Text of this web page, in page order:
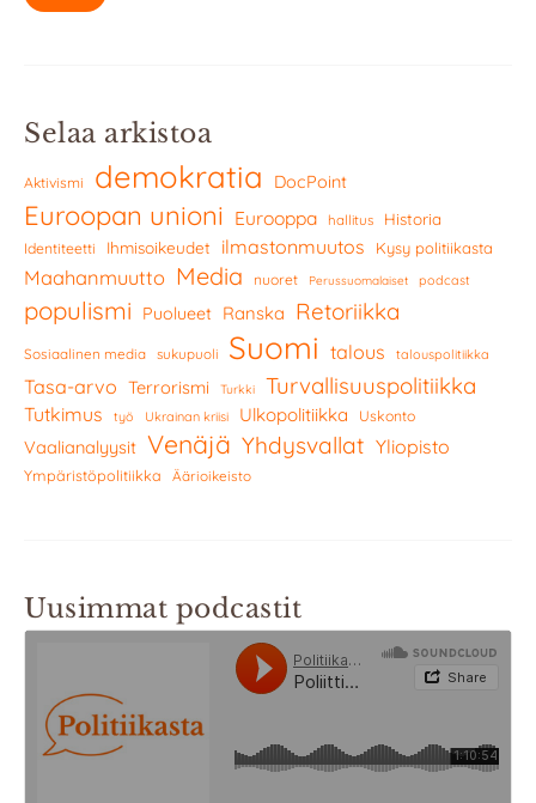
Selaa arkistoa
Aktivismi demokratia DocPoint
Euroopan unioni Eurooppa hallitus Historia
Identiteetti Ihmisoikeudet ilmastonmuutos Kysy politiikasta
Maahanmuutto Media nuoret Perussuomalaiset podcast
populismi Puolueet Ranska Retoriikka
Sosiaalinen media sukupuoli Suomi talous talouspolitiikka
Tasa-arvo Terrorismi Turkki Turvallisuuspolitiikka
Tutkimus työ Ukrainan kriisi Ulkopolitiikka Uskonto
Vaalianalyysit Venäjä Yhdysvallat Yliopisto
Ympäristöpolitiikka Äärioikeisto
Uusimmat podcastit